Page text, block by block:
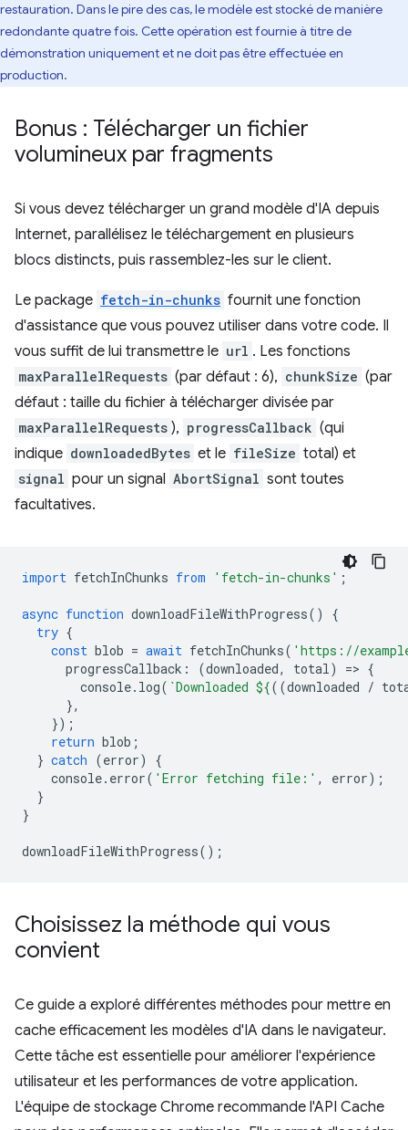
restauration. Dans le pire des cas, le modèle est stocké de manière
redondante quatre fois. Cette opération est fournie à titre de
démonstration uniquement et ne doit pas être effectuée en
production.
Bonus : Télécharger un fichier
volumineux par fragments
Si vous devez télécharger un grand modèle d'IA depuis
Internet, parallélisez le téléchargement en plusieurs
blocs distincts, puis rassemblez-les sur le client.
Le package fetch-in-chunks fournit une fonction
d'assistance que vous pouvez utiliser dans votre code. Il
vous suffit de lui transmettre le url . Les fonctions
maxParallelRequests (par défaut : 6), chunkSize (par
défaut : taille du fichier à télécharger divisée par
maxParallelRequests ), progressCallback (qui
indique downloadedBytes et le fileSize total) et
signal pour un signal AbortSignal sont toutes
facultatives.
import fetchInChunks from 'fetch-in-chunks' ;
async function downloadFileWithProgress()
{
try {
const blob = await fetchInChunks( 'https://
progressCallback : (downloaded, total) => {
console. log( `Downloaded ${((downloaded /
},
});
return blob ;
} catch (error)
{
console. error( 'Error fetching file:' , error);
}
}
downloadFileWithProgress();
Choisissez la méthode qui vous
convient
Ce guide a exploré différentes méthodes pour mettre en
cache efficacement les modèles d'IA dans le navigateur.
Cette tâche est essentielle pour améliorer l'expérience
utilisateur et les performances de votre application.
L'équipe de stockage Chrome recommande l'API Cache